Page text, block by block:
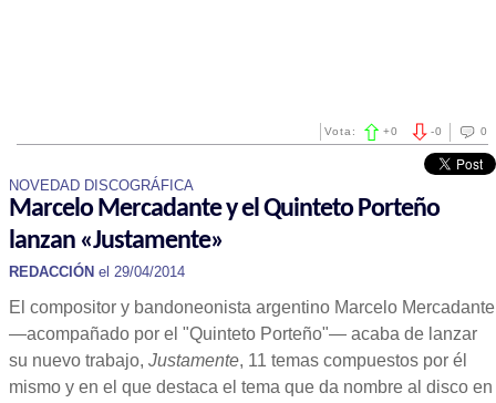
0
-0
Vota: +0
NOVEDAD DISCOGRÁFICA
Marcelo Mercadante y el Quinteto Porteño
lanzan «Justamente»
REDACCIÓN el 29/04/2014
El compositor y bandoneonista argentino Marcelo Mercadante
—acompañado por el "Quinteto Porteño"— acaba de lanzar
su nuevo trabajo, Justamente, 11 temas compuestos por él
mismo y en el que destaca el tema que da nombre al disco en